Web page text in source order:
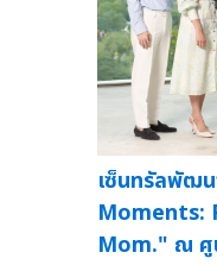
เซ็นทรัลพัฒ
Moments:
Mom." ณ ศู